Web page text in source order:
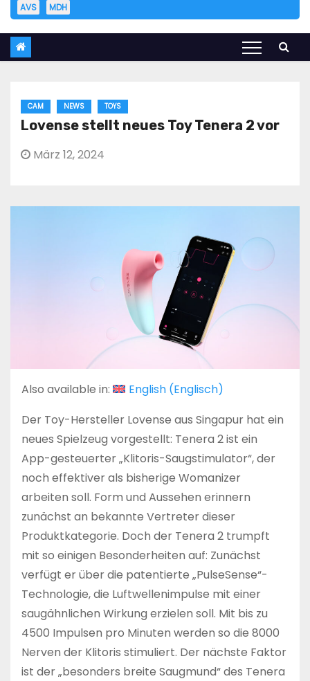
AVS
MDH
CAM NEWS TOYS
Lovense stellt neues Toy Tenera 2 vor
März 12, 2024
Also available in: English(Englisch)
Der Toy-Hersteller Lovense aus Singapur hat ein
neues Spielzeug vorgestellt: Tenera 2 ist ein
App-gesteuerter „Klitoris-Saugstimulator“, der
noch effektiver als bisherige Womanizer
arbeiten soll. Form und Aussehen erinnern
zunächst an bekannte Vertreter dieser
Produktkategorie. Doch der Tenera 2 trumpft
mit so einigen Besonderheiten auf: Zunächst
verfügt er über die patentierte „PulseSense“-
Technologie, die Luftwellenimpulse mit einer
saugähnlichen Wirkung erzielen soll. Mit bis zu
4500 Impulsen pro Minuten werden so die 8000
Nerven der Klitoris stimuliert. Der nächste Faktor
ist der „besonders breite Saugmund“ des Tenera